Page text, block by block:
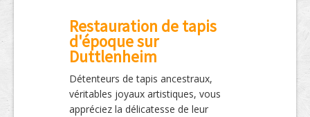
Restauration de tapis
d'époque sur
Duttlenheim
Détenteurs de tapis ancestraux,
véritables joyaux artistiques, vous
appréciez la délicatesse de leur